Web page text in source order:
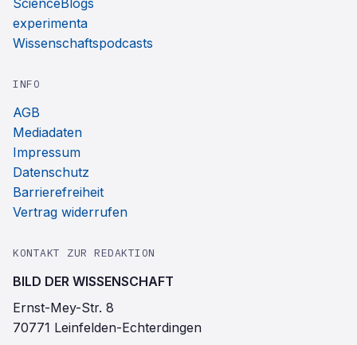
ScienceBlogs
experimenta
Wissenschaftspodcasts
INFO
AGB
Mediadaten
Impressum
Datenschutz
Barrierefreiheit
Vertrag widerrufen
KONTAKT ZUR REDAKTION
BILD DER WISSENSCHAFT
Ernst-Mey-Str. 8
70771 Leinfelden-Echterdingen